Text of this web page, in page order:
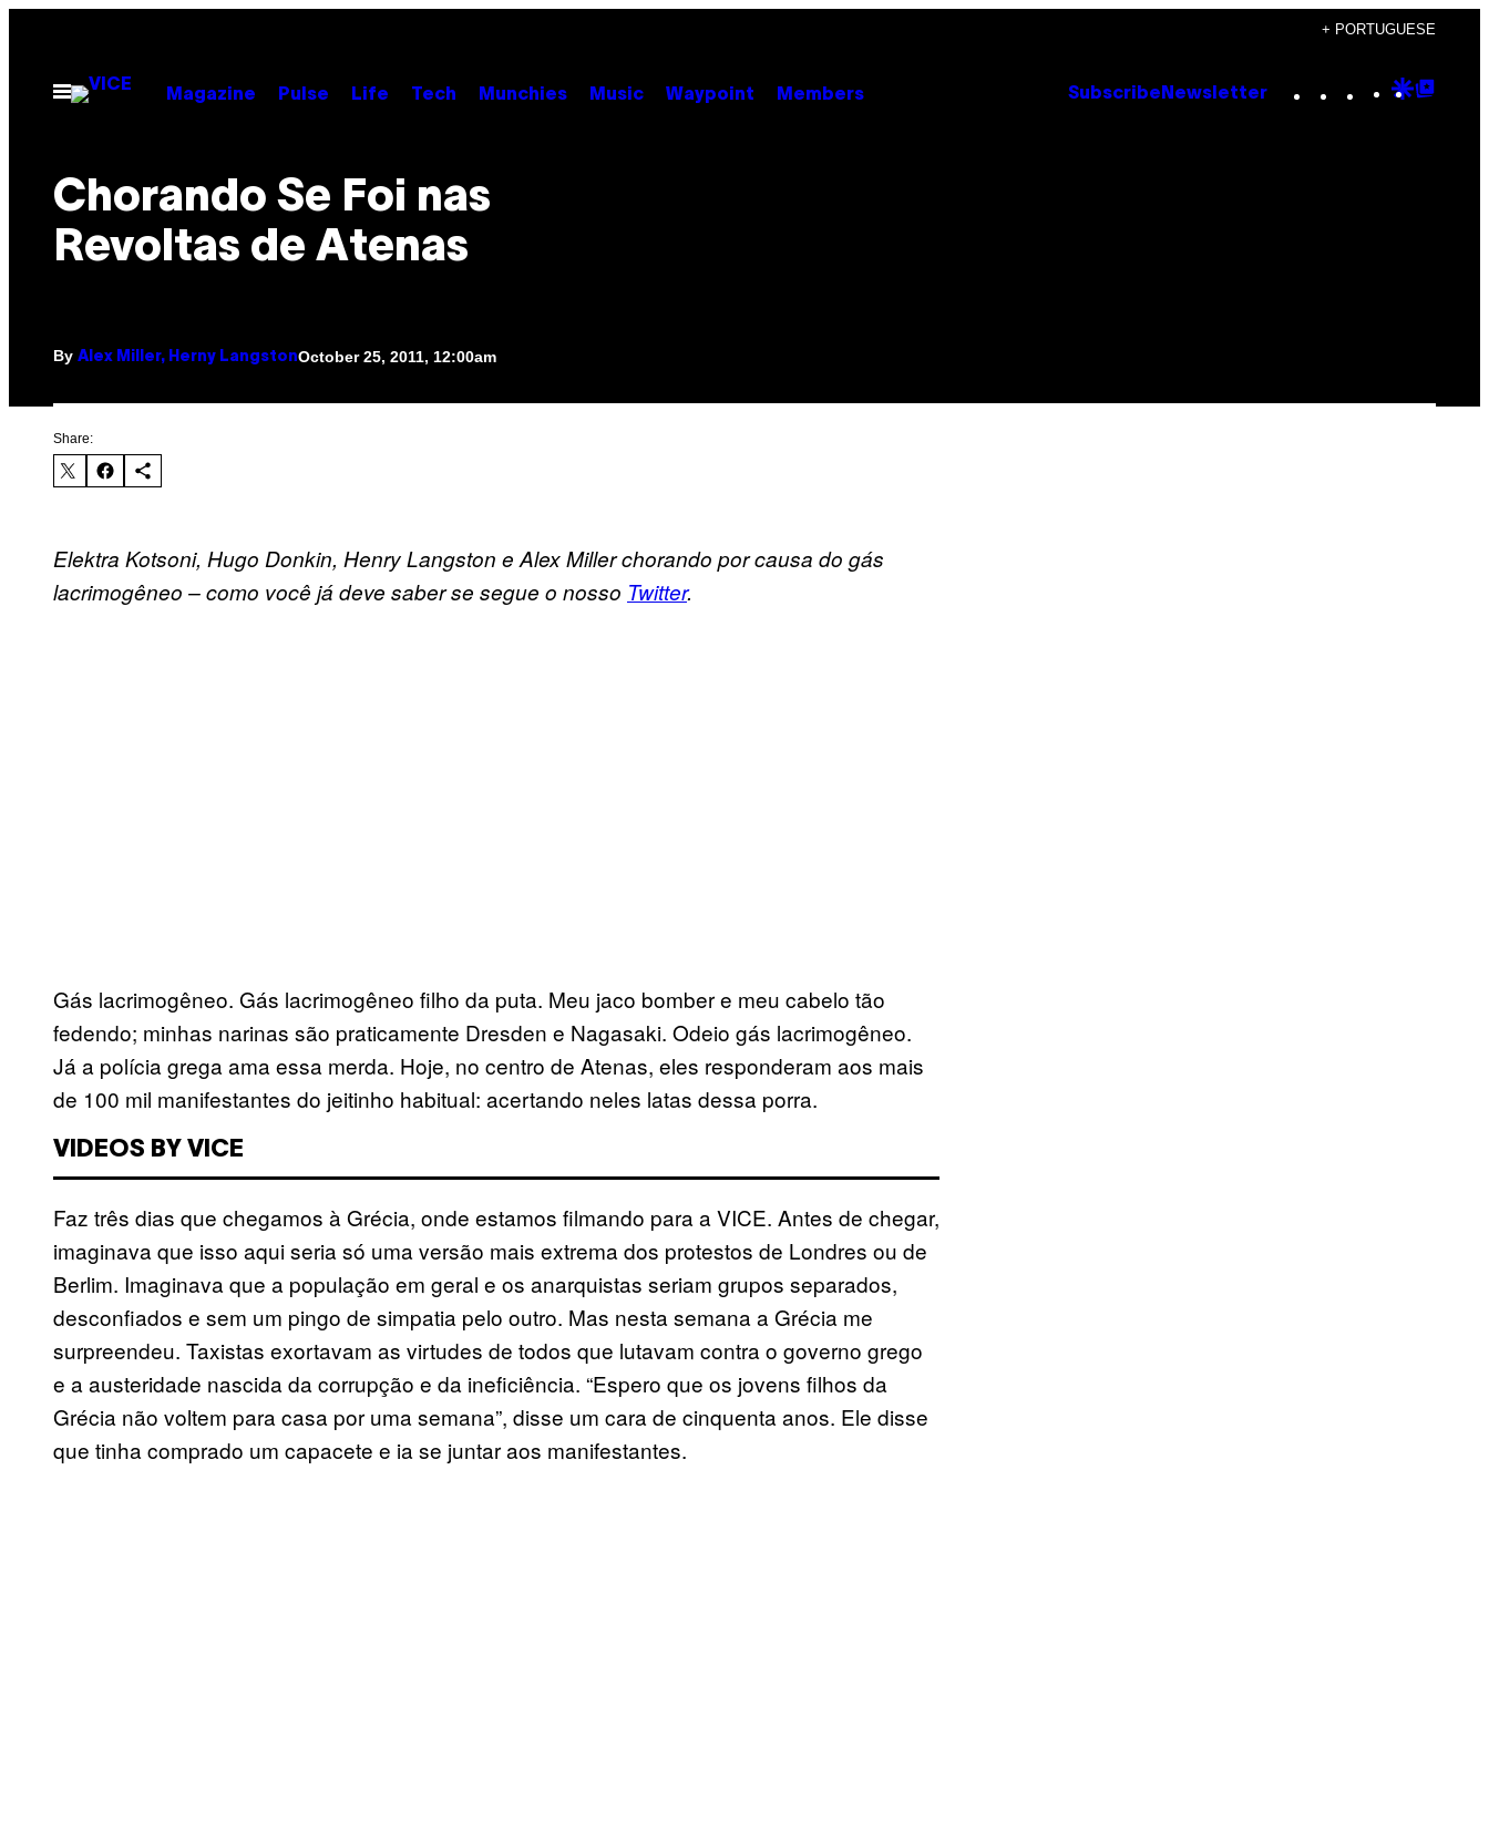
content
+ PORTUGUESE
Open
Menu
Magazine Pulse Life Tech Munchies Music Waypoint Members Subscribe Newsletter Instagram
TikTok
YouTube
Google
Chorando Se Foi nas
Revoltas de Atenas
By Alex Miller, Herny LangstonOctober 25, 2011, 12:00am
Share:
Elektra Kotsoni, Hugo Donkin, Henry Langston e Alex Millerchorando por causa do gás
lacrimogêneo – como você já deve saber se segue o nosso Twitter.
Gás lacrimogêneo. Gás lacrimogêneo filho da puta. Meu jaco bomber e meu cabelo tão
fedendo; minhas narinas são praticamente Dresden e Nagasaki. Odeio gás lacrimogêneo.
Já a polícia grega ama essa merda. Hoje, no centro de Atenas, eles responderam aos mais
de 100 mil manifestantes do jeitinho habitual: acertando neles latas dessa porra.
VIDEOS BY VICE
Faz três dias que chegamos à Grécia, onde estamos filmando para a VICE. Antes de chegar,
imaginava que isso aqui seria só uma versão mais extrema dos protestos de Londres ou de
Berlim. Imaginava que a população em geral e os anarquistas seriam grupos separados,
desconfiados e sem um pingo de simpatia pelo outro. Mas nesta semana a Grécia me
surpreendeu. Taxistas exortavam as virtudes de todos que lutavam contra o governo grego
e a austeridade nascida da corrupção e da ineficiência. “Espero que os jovens filhos da
Grécia não voltem para casa por uma semana”, disse um cara de cinquenta anos. Ele disse
que tinha comprado um capacete e ia se juntar aos manifestantes.